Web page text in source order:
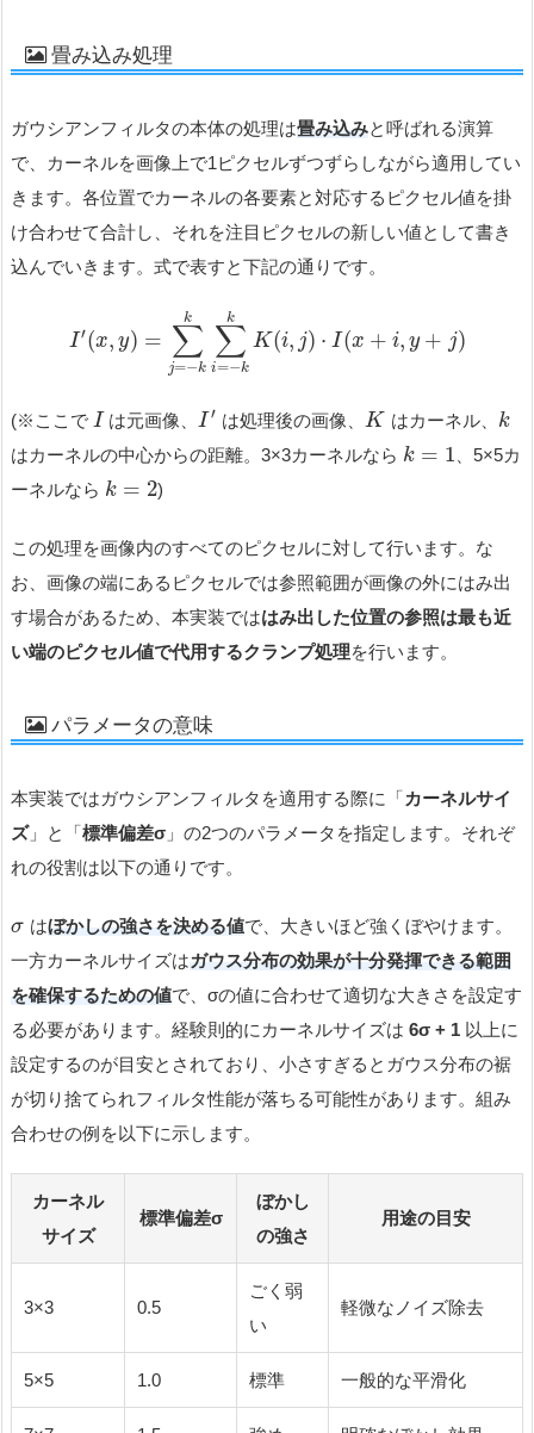
畳み込み処理
ガウシアンフィルタの本体の処理は畳み込みと呼ばれる演算
で、カーネルを画像上で1ピクセルずつずらしながら適用してい
きます。各位置でカーネルの各要素と対応するピクセル値を掛
け合わせて合計し、それを注目ピクセルの新しい値として書き
込んでいきます。式で表すと下記の通りです。
I ′(x, y) = ∑
j=−k
k ∑
i=−k
k
K (i, j) ⋅ I(x + i, y + j)
(※ここで I は元画像、 I ′ は処理後の画像、 K はカーネル、 k
はカーネルの中心からの距離。3×3カーネルなら k = 1 、5×5カ
ーネルなら k = 2)
この処理を画像内のすべてのピクセルに対して行います。な
お、画像の端にあるピクセルでは参照範囲が画像の外にはみ出
す場合があるため、本実装でははみ出した位置の参照は最も近
い端のピクセル値で代用するクランプ処理を行います。
パラメータの意味
本実装ではガウシアンフィルタを適用する際に「カーネルサイ
ズ」と「標準偏差σ 」の2つのパラメータを指定します。それぞ
れの役割は以下の通りです。
σ はぼかしの強さを決める値で、大きいほど強くぼやけます。
一方カーネルサイズはガウス分布の効果が十分発揮できる範囲
を確保するための値で、σの値に合わせて適切な大きさを設定す
る必要があります。経験則的にカーネルサイズは 6σ + 1 以上に
設定するのが目安とされており、小さすぎるとガウス分布の裾
が切り捨てられフィルタ性能が落ちる可能性があります。組み
合わせの例を以下に示します。
カーネル
サイズ
標準偏差σ
ぼかし
の強さ
用途の目安
3×3 0.5
ごく弱
い
軽微なノイズ除去
5×5 1.0 標準 一般的な平滑化